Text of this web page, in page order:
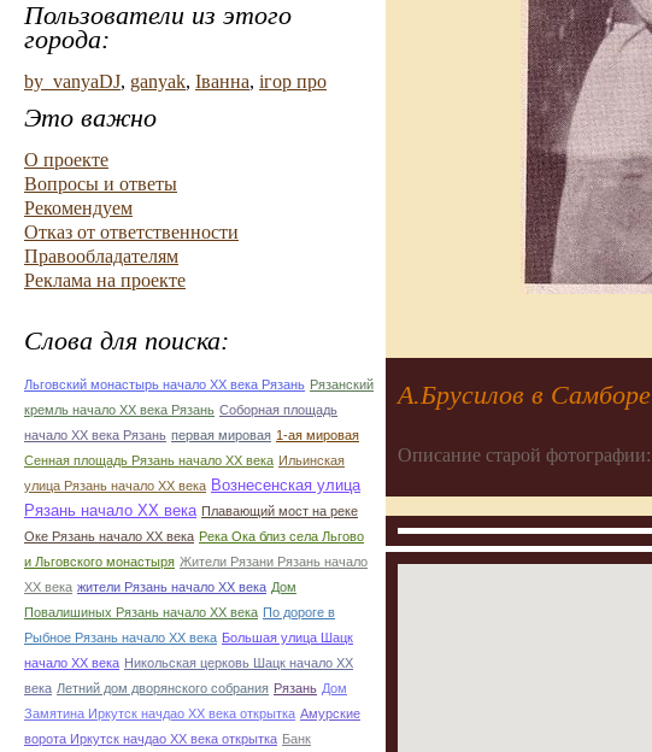
Пользователи из этого
города:
by_vanyaDJ, ganyak, Іванна, ігор про
Это важно
О проекте
Вопросы и ответы
Рекомендуем
Отказ от ответственности
Правообладателям
Реклама на проекте
Слова для поиска:
Льговский монастырь начало ХХ века Рязань Рязанский
кремль начало ХХ века Рязань Соборная площадь
начало ХХ века Рязань первая мировая 1-ая мировая
Сенная площадь Рязань начало ХХ века Ильинская
улица Рязань начало ХХ века Вознесенская улица
Рязань начало ХХ века Плавающий мост на реке
Оке Рязань начало ХХ века Река Ока близ села Льгово
и Льговского монастыря Жители Рязани Рязань начало
ХХ века жители Рязань начало ХХ века Дом
Повалишиных Рязань начало ХХ века По дороге в
Рыбное Рязань начало ХХ века Большая улица Шацк
начало ХХ века Никольская церковь Шацк начало ХХ
века Летний дом дворянского собрания Рязань Дом
Замятина Иркутск начдао ХХ века открытка Амурские
ворота Иркутск начдао ХХ века открытка Банк
А.Брусилов в Самборе
Описание старой фотографии: